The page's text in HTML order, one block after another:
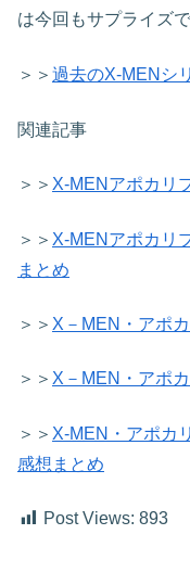
は今回もサプライズ
＞＞ 過去のX-MENシ
関連記事
＞＞ X-MENアポカリ
＞＞ X-MENアポカリ
まとめ
＞＞ X－MEN・アポ
＞＞ X－MEN・アポ
＞＞ X-MEN・アポカ
感想まとめ
Post Views: 893